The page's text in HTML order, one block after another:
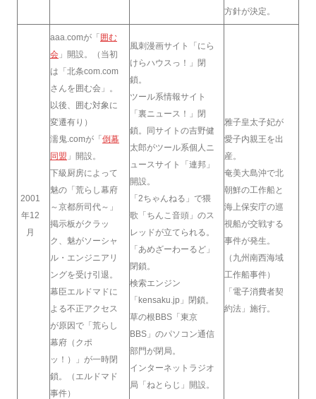
方針が決定。
2001
年12
月
aaa.comが「囲む
会 」開設。（当初
は「北条com.com
さんを囲む会」。
以後、囲む対象に
変遷有り）
濡鬼.comが「倒幕
同盟 」開設。
下級厨房によって
魅の「荒らし幕府
～京都所司代～」
掲示板がクラッ
ク、魅がソーシャ
ル・エンジニアリ
ングを受け引退。
幕臣エルドマドに
よる不正アクセス
が原因で「荒らし
幕府（クポ
ッ！）」が一時閉
鎖。（エルドマド
事件）
風刺漫画サイト「にら
けらハウスっ！」閉
鎖。
ツール系情報サイト
「裏ニュース！」閉
鎖。同サイトの吉野健
太郎がツール系個人ニ
ュースサイト「連邦」
開設。
「2ちゃんねる」で猥
歌「ちんこ音頭」のス
レッドが立てられる。
「あめざーわーるど」
閉鎖。
検索エンジン
「kensaku.jp」閉鎖。
草の根BBS「東京
BBS」のパソコン通信
部門が閉局。
インターネットラジオ
局「ねとらじ」開設。
雅子皇太子妃が
愛子内親王を出
産。
奄美大島沖で北
朝鮮の工作船と
海上保安庁の巡
視船が交戦する
事件が発生。
（九州南西海域
工作船事件）
「電子消費者契
約法」施行。